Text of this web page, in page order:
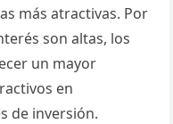
más atractivas. Por
son altas, los
un mayor
en
de inversión.